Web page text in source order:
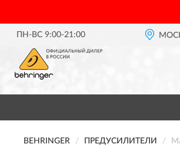
ПН-ВС 9:00-21:00
BEHRINGER ПРЕДУСИЛИТЕЛИ